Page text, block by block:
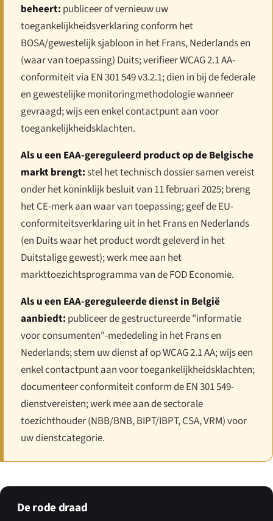
beheert: publiceer of vernieuw uw
toegankelijkheidsverklaring conform het
BOSA/gewestelijk sjabloon in het Frans, Nederlands en
(waar van toepassing) Duits; verifieer WCAG 2.1 AA-
conformiteit via EN 301 549 v3.2.1; dien in bij de federale
en gewestelijke monitoringmethodologie wanneer
gevraagd; wijs een enkel contactpunt aan voor
toegankelijkheidsklachten.
Als u een EAA-gereguleerd product op de Belgische
markt brengt:stel het technisch dossier samen vereist
onder het koninklijk besluit van 11 februari 2025; breng
het CE-merk aan waar van toepassing; geef de EU-
conformiteitsverklaring uit in het Frans en Nederlands
(en Duits waar het product wordt geleverd in het
Duitstalige gewest); werk mee aan het
markttoezichtsprogramma van de FOD Economie.
Als u een EAA-gereguleerde dienst in België
aanbiedt: publiceer de gestructureerde "informatie
voor consumenten"-mededeling in het Frans en
Nederlands; stem uw dienst af op WCAG 2.1 AA; wijs een
enkel contactpunt aan voor toegankelijkheidsklachten;
documenteer conformiteit conform de EN 301 549-
dienstvereisten; werk mee aan de sectorale
toezichthouder (NBB/BNB, BIPT/IBPT, CSA, VRM) voor
uw dienstcategorie.
De rode draad